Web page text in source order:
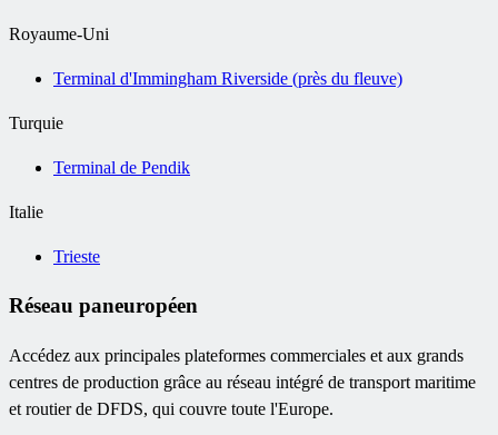
Royaume-Uni
Terminal d'Immingham Riverside (près du fleuve)
Turquie
Terminal de Pendik
Italie
Trieste
Réseau paneuropéen
Accédez aux principales plateformes commerciales et aux grands
centres de production grâce au réseau intégré de transport maritime
et routier de DFDS, qui couvre toute l'Europe.